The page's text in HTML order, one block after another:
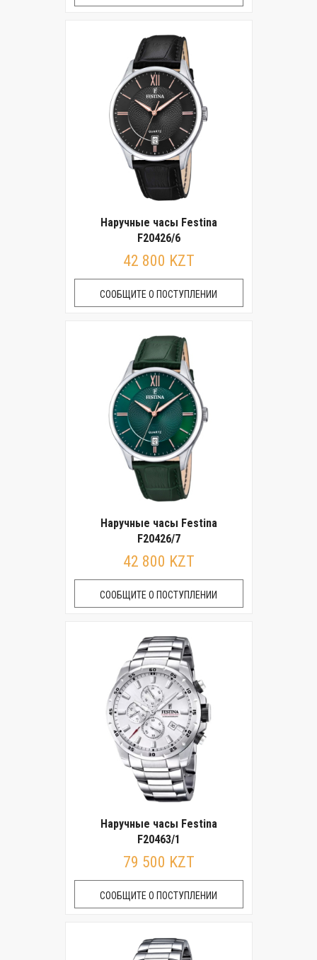
Наручные часы Festina
F20426/6
42 800 KZT
СООБЩИТЕ О ПОСТУПЛЕНИИ
Наручные часы Festina
F20426/7
42 800 KZT
СООБЩИТЕ О ПОСТУПЛЕНИИ
Наручные часы Festina
F20463/1
79 500 KZT
СООБЩИТЕ О ПОСТУПЛЕНИИ